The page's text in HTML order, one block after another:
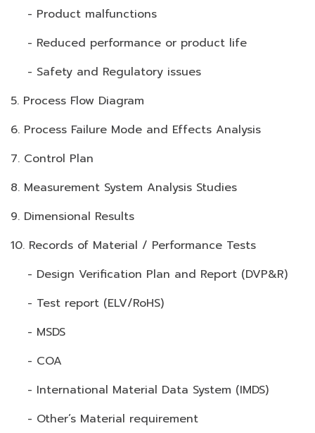
- Product malfunctions
- Reduced performance or product life
- Safety and Regulatory issues
5. Process Flow Diagram
6. Process Failure Mode and Effects Analysis
7. Control Plan
8. Measurement System Analysis Studies
9. Dimensional Results
10. Records of Material / Performance Tests
- Design Verification Plan and Report (DVP&R)
- Test report (ELV/RoHS)
- MSDS
- COA
- International Material Data System (IMDS)
- Other’s Material requirement